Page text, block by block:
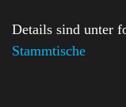
Details sind unter
Stammtische